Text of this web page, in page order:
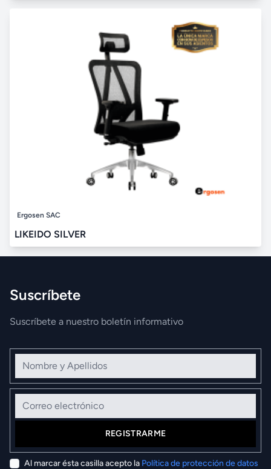
Ergosen SAC
LIKEIDO SILVER
Suscríbete
Suscríbete a nuestro boletín informativo
Nombre y Apellidos
Correo electrónico
REGISTRARME
Al marcar ésta casilla acepto la Política de protección de datos